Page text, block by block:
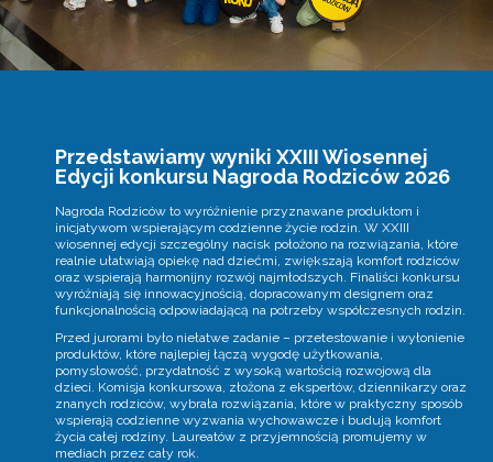
Przedstawiamy wyniki XXIII Wiosennej
Edycji konkursu Nagroda Rodziców 2026
Nagroda Rodziców to wyróżnienie przyznawane produktom i
inicjatywom wspierającym codzienne życie rodzin. W XXIII
wiosennej edycji szczególny nacisk położono na rozwiązania, które
realnie ułatwiają opiekę nad dziećmi, zwiększają komfort rodziców
oraz wspierają harmonijny rozwój najmłodszych. Finaliści konkursu
wyróżniają się innowacyjnością, dopracowanym designem oraz
funkcjonalnością odpowiadającą na potrzeby współczesnych rodzin.
Przed jurorami było niełatwe zadanie – przetestowanie i wyłonienie
produktów, które najlepiej łączą wygodę użytkowania,
pomysłowość, przydatność z wysoką wartością rozwojową dla
dzieci. Komisja konkursowa, złożona z ekspertów, dziennikarzy oraz
znanych rodziców, wybrała rozwiązania, które w praktyczny sposób
wspierają codzienne wyzwania wychowawcze i budują komfort
życia całej rodziny. Laureatów z przyjemnością promujemy w
mediach przez cały rok.